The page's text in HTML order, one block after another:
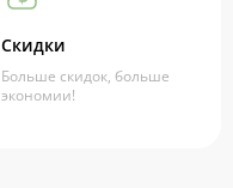
Скидки
Больше скидок, больше
экономии!